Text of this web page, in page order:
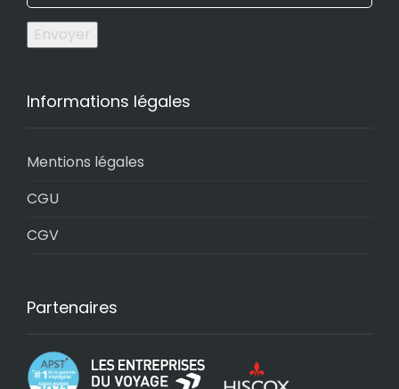
Envoyer
Informations légales
Mentions légales
CGU
CGV
Partenaires